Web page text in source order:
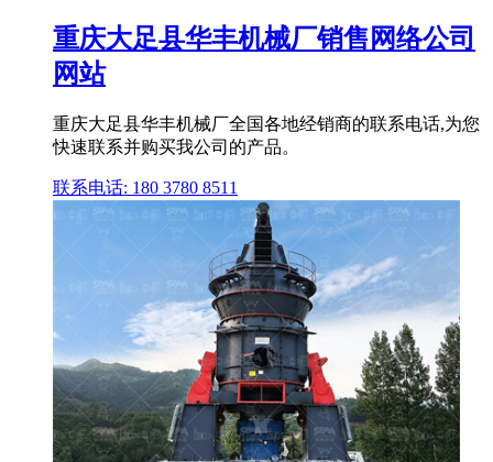
重庆大足县华丰机械厂销售网络公司
网站
重庆大足县华丰机械厂全国各地经销商的联系电话,为您
快速联系并购买我公司的产品。
联系电话: 180 3780 8511